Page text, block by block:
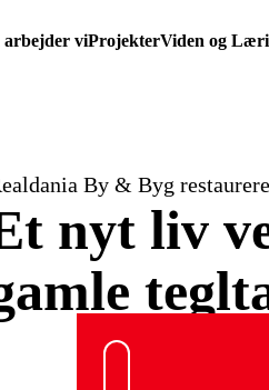
arbejder viProjekterViden og
By & Byg
nyt liv